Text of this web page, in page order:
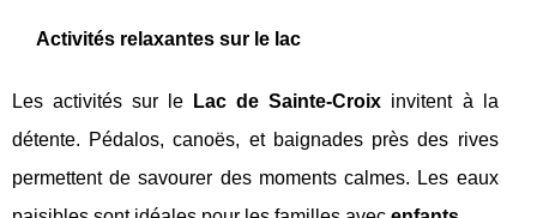
Activités relaxantes sur le lac
Les activités sur le Lac de Sainte-Croix invitent à la
détente. Pédalos, canoës, et baignades près des rives
permettent de savourer des moments calmes. Les eaux